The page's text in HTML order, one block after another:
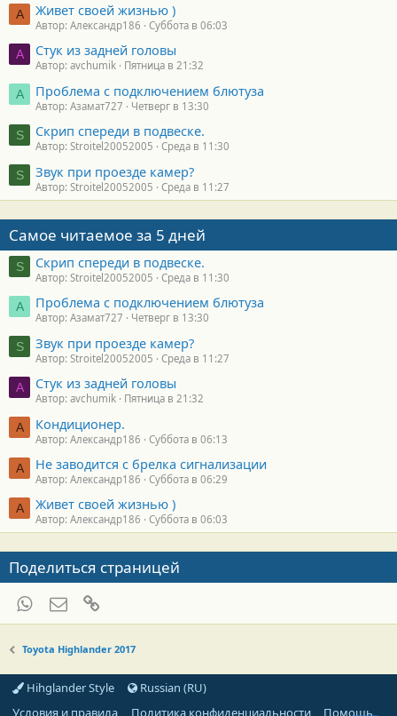
А Живет своей жизнью )
Автор: Александр186 Суббота в 06:03
A Стук из задней головы
Автор: avchumik Пятница в 21:32
А Проблема с подключением блютуза
Автор: Азамат727 Четверг в 13:30
S Скрип спереди в подвеске.
Автор: Stroitel20052005 Среда в 11:30
S Звук при проезде камер?
Автор: Stroitel20052005 Среда в 11:27
Самое читаемое за 5 дней
S Скрип спереди в подвеске.
Автор: Stroitel20052005 Среда в 11:30
А Проблема с подключением блютуза
Автор: Азамат727 Четверг в 13:30
S Звук при проезде камер?
Автор: Stroitel20052005 Среда в 11:27
A Стук из задней головы
Автор: avchumik Пятница в 21:32
А Кондиционер.
Автор: Александр186 Суббота в 06:13
А Не заводится с брелка сигнализации
Автор: Александр186 Суббота в 06:29
А Живет своей жизнью )
Автор: Александр186 Суббота в 06:03
Поделиться страницей
WhatsAppЭлектронная почта
Toyota Highlander 2017
Hihglander Style
Russian (RU)
Условия и правила
Политика конфиденциальности Помощь